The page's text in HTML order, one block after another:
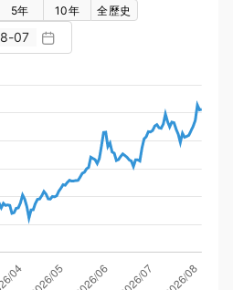
5年 10年 全歷史